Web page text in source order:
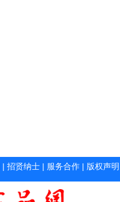
| 招贤纳士 | 服务合作 | 版权声明